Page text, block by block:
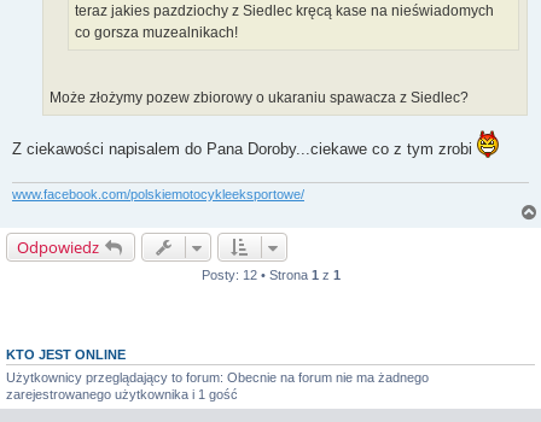
teraz jakies pazdziochy z Siedlec kręcą kase na nieświadomych
co gorsza muzealnikach!
Może złożymy pozew zbiorowy o ukaraniu spawacza z Siedlec?
Z ciekawości napisalem do Pana Doroby...ciekawe co z tym zrobi
www.facebook.com/polskiemotocykleeksportowe/
Odpowiedz
Posty: 12 • Strona 1 z 1
KTO JEST ONLINE
Użytkownicy przeglądający to forum: Obecnie na forum nie ma żadnego
zarejestrowanego użytkownika i 1 gość